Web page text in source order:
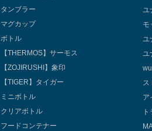
タンブラー
マグカップ
ボトル
【THERMOS】サーモス
【ZOJIRUSHI】象印
【TIGER】タイガー
ミニボトル
クリアボトル
フードコンテナー
ユ
モ
ユ
ユ
ス
ア